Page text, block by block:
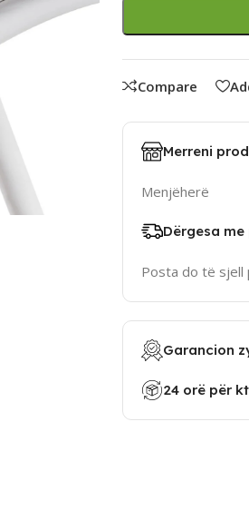
Compare
Merreni
Menjëherë
Dërgesa
Posta do të sjell
Garancion
24 orë për